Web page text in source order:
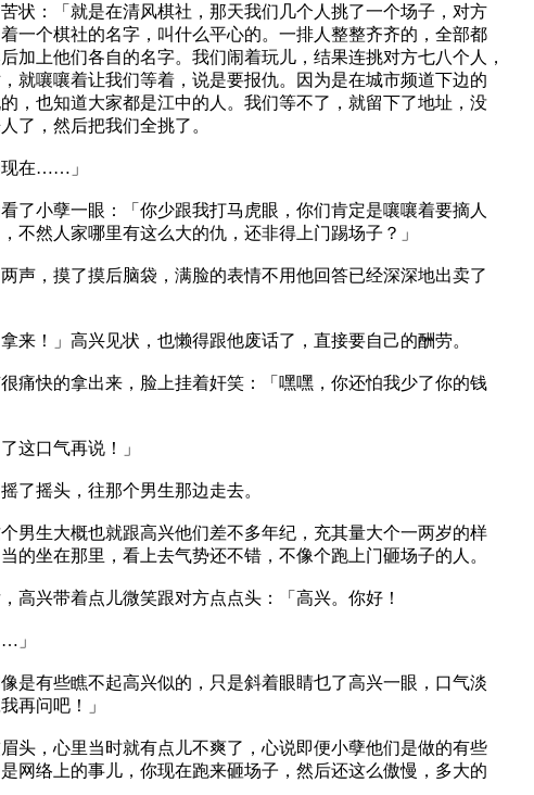
：「就是在清风棋社，那天我们几个人挑了一个场子，对方
一个棋社的名字，叫什么平心的。一排人整整齐齐的，全部都
加上他们各自的名字。我们闹着玩儿，结果连挑对方七八个人，
就嚷嚷着让我们等着，说是要报仇。因为是在城市频道下边的
，也知道大家都是江中的人。我们等不了，就留下了地址，没
了，然后把我们全挑了。
在……」
小孽一眼：「你少跟我打马虎眼，你们肯定是嚷嚷着要摘人
不然人家哪里有这么大的仇，还非得上门踢场子？」
，摸了摸后脑袋，满脸的表情不用他回答已经深深地出卖了
！」高兴见状，也懒得跟他废话了，直接要自己的酬劳。
快的拿出来，脸上挂着奸笑：「嘿嘿，你还怕我少了你的钱
口气再说！」
摇头，往那个男生那边走去。
生大概也就跟高兴他们差不多年纪，充其量大个一两岁的样
的坐在那里，看上去气势还不错，不像个跑上门砸场子的人。
兴带着点儿微笑跟对方点点头：「高兴。你好！
」
有些瞧不起高兴似的，只是斜着眼睛乜了高兴一眼，口气淡
再问吧！」
，心里当时就有点儿不爽了，心说即便小孽他们是做的有些
网络上的事儿，你现在跑来砸场子，然后还这么傲慢，多大的